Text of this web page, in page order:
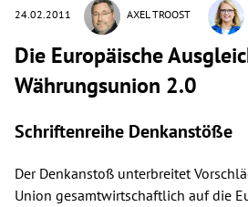
Veranstaltungen
ISM
Mitglied werden
Newsletter
24.02.2011 AXEL TROOST
Die Europäische
Währungsunion 2.0
Schriftenreihe Denkanstöße
Der Denkanstoß unterbreitet
Union gesamtwirtschaftlich auf die